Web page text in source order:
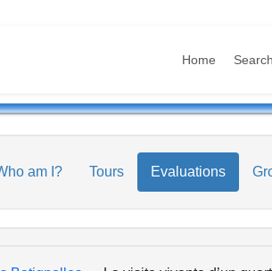
Home Search
am I? Tours Evaluations